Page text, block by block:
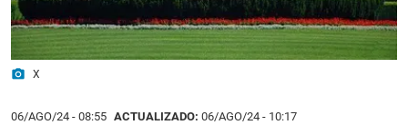
photo_camera X
06/AGO/24 - 08:55 ACTUALIZADO: 06/AGO/24 - 10:17